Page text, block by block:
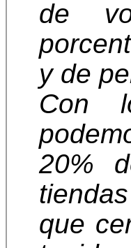
de
y de
Con
20%
que